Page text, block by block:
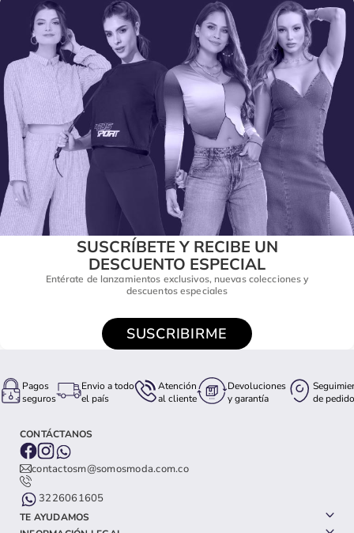
SUSCRÍBETE Y RECIBE UN
DESCUENTO ESPECIAL
Entérate de lanzamientos exclusivos, nuevas colecciones y
descuentos especiales
SUSCRIBIRME
Pagos
seguros
Envio a todo
el país
Atención
al cliente
Devoluciones
y garantía
de pedido
CONTÁCTANOS
contactosm@somosmoda.com.co
3226061605
TE AYUDAMOS